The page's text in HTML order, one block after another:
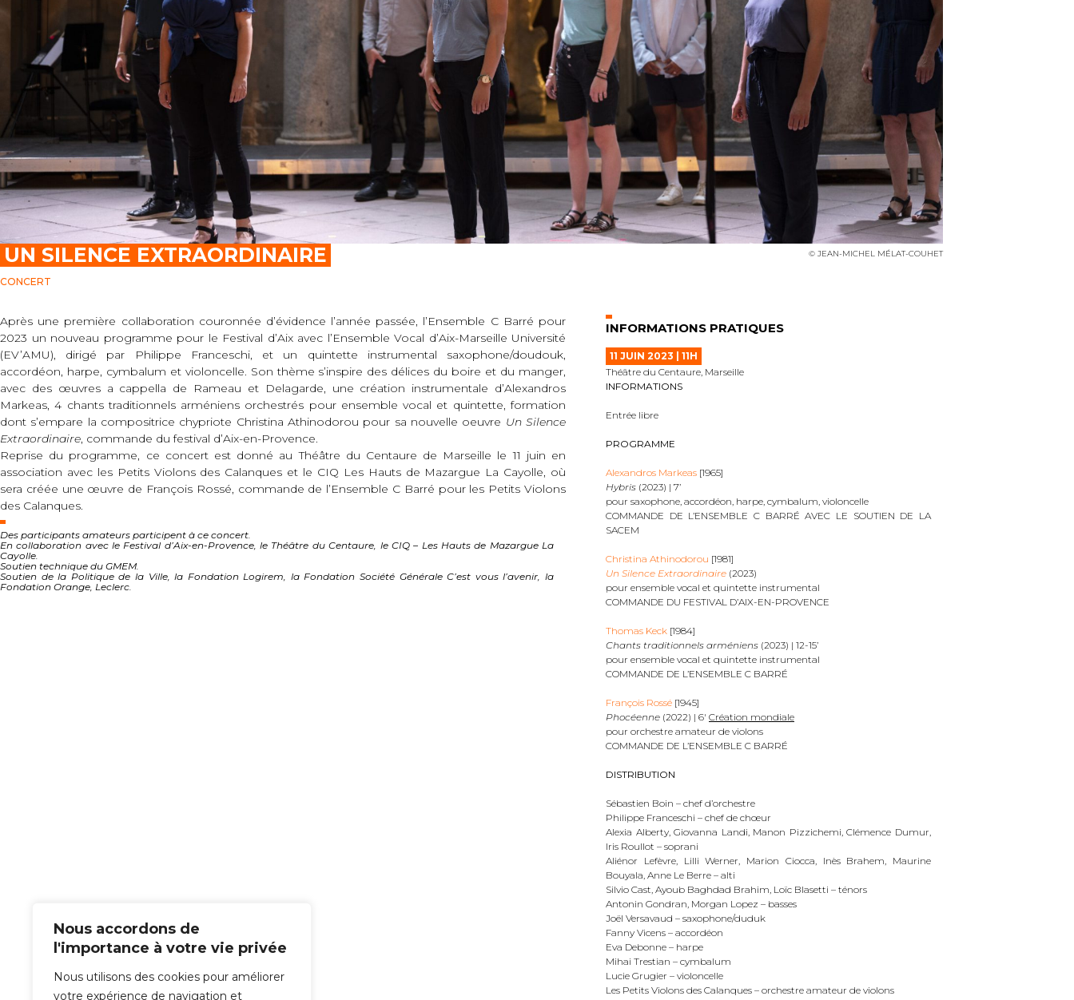
Nous accordons de
l'importance à votre vie privée
Nous utilisons des cookies pour améliorer
votre expérience de navigation et
UN SILENCE EXTRAORDINAIRE
CONCERT
© JEAN-MICHEL MÉLAT-COUHET
Après une première collaboration couronnée d’évidence l’année passée, l’Ensemble C Barré pour
2023 un nouveau programme pour le Festival d’Aix avec l’Ensemble Vocal d’Aix-Marseille Université
(EV’AMU), dirigé par Philippe Franceschi, et un quintette instrumental saxophone/doudouk,
accordéon, harpe, cymbalum et violoncelle. Son thème s’inspire des délices du boire et du manger,
avec des œuvres a cappella de Rameau et Delagarde, une création instrumentale d’Alexandros
Markeas, 4 chants traditionnels arméniens orchestrés pour ensemble vocal et quintette, formation
dont s’empare la compositrice chypriote Christina Athinodorou pour sa nouvelle oeuvre Un Silence
Extraordinaire, commande du festival d’Aix-en-Provence.
Reprise du programme, ce concert est donné au Théâtre du Centaure de Marseille le 11 juin en
association avec les Petits Violons des Calanques et le CIQ Les Hauts de Mazargue La Cayolle, où
sera créée une œuvre de François Rossé, commande de l’Ensemble C Barré pour les Petits Violons
des Calanques.
Des participants amateurs participent à ce concert.
En collaboration avec le Festival d’Aix-en-Provence, le Théâtre du Centaure, le CIQ – Les Hauts de Mazargue La
Cayolle.
Soutien technique du GMEM.
Soutien de la Politique de la Ville, la Fondation Logirem, la Fondation Société Générale C’est vous l’avenir, la
Fondation Orange, Leclerc.
INFORMATIONS PRATIQUES
11 JUIN 2023 | 11H
Théâtre du Centaure, Marseille
INFORMATIONS
Entrée libre
PROGRAMME
Alexandros Markeas [1965]
Hybris (2023) | 7’
pour saxophone, accordéon, harpe, cymbalum, violoncelle
COMMANDE DE L’ENSEMBLE C BARRÉ AVEC LE SOUTIEN DE LA
SACEM
Christina Athinodorou [1981]
Un Silence Extraordinaire (2023)
pour ensemble vocal et quintette instrumental
COMMANDE DU FESTIVAL D’AIX-EN-PROVENCE
Thomas Keck [1984]
Chants traditionnels arméniens (2023) | 12-15’
pour ensemble vocal et quintette instrumental
COMMANDE DE L’ENSEMBLE C BARRÉ
François Rossé [1945]
Phocéenne (2022) | 6′ Création mondiale
pour orchestre amateur de violons
COMMANDE DE L’ENSEMBLE C BARRÉ
DISTRIBUTION
Sébastien Boin – chef d’orchestre
Philippe Franceschi – chef de chœur
Alexia Alberty, Giovanna Landi, Manon Pizzichemi, Clémence Dumur,
Iris Roullot – soprani
Aliénor Lefèvre, Lilli Werner, Marion Ciocca, Inès Brahem, Maurine
Bouyala, Anne Le Berre – alti
Silvio Cast, Ayoub Baghdad Brahim, Loïc Blasetti – ténors
Antonin Gondran, Morgan Lopez – basses
Joël Versavaud – saxophone/duduk
Fanny Vicens – accordéon
Eva Debonne – harpe
Mihai Trestian – cymbalum
Lucie Grugier – violoncelle
Les Petits Violons des Calanques – orchestre amateur de violons